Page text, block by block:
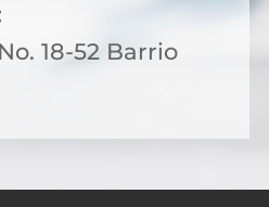
18-52 Barrio